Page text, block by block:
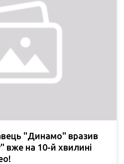
"Динамо" вразив
вже на 10-й хвилині